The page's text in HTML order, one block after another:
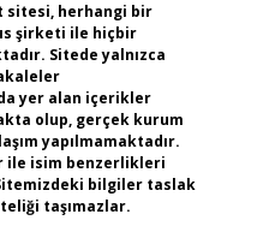
sitesi, herhangi bir
şirketi ile hiçbir
Sitede yalnızca
yer alan içerikler
olup, gerçek kurum
yapılmamaktadır.
ile isim benzerlikleri
bilgiler taslak
taşımazlar.